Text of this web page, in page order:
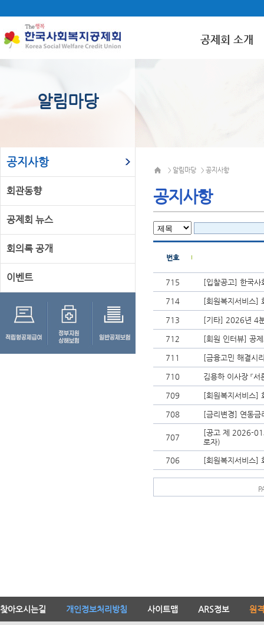
공제회 소개
알림마당
공지사항
회관동향
공제회 뉴스
회의록 공개
이벤트
> 알림마당 > 공지사항
공지사항
번호
715 [입찰공고] 한국사
714 [회원복지서비스]
713 [기타] 2026년 4
712 [회원 인터뷰] 공
711 [금융고민 해결시
710 김용하 이사장 『
709 [회원복지서비스]
708 [금리변경] 연동금
707
[공고 제 2026-01
로자)
706 [회원복지서비스]
찾아오시는길 개인정보처리방침 사이트맵 ARS정보 원